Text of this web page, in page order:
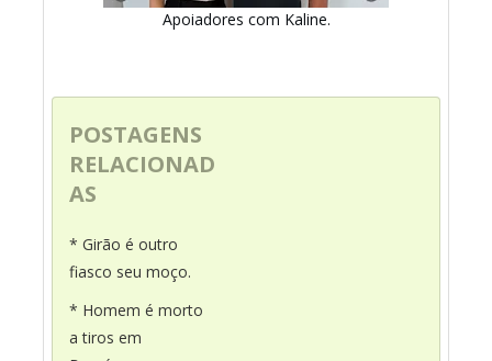
Apoiadores com Kaline.
POSTAGENS
RELACIONAD
AS
* Girão é outro
fiasco seu moço.
* Homem é morto
a tiros em